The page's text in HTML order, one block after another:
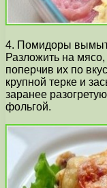
4. Помидоры
Разложить на
поперчив их по
крупной терке и
заранее
фольгой.